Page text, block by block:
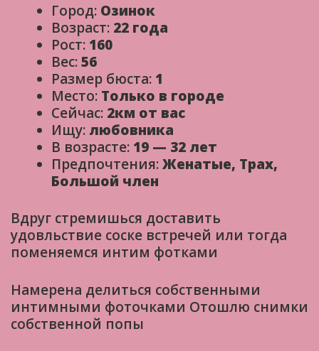
Город: Озинок
Возраст: 22 года
Рост: 160
Вес:56
Размер бюста: 1
Место: Только в городе
Сейчас: 2км от вас
Ищу: любовника
В возрасте: 19 — 32 лет
Предпочтения:Женатые, Трах,
Большой член
Вдруг стремишься доставить
удовльствие соске встречей или тогда
поменяемся интим фотками
Намерена делиться собственными
интимными фоточками Отошлю снимки
собственной попы